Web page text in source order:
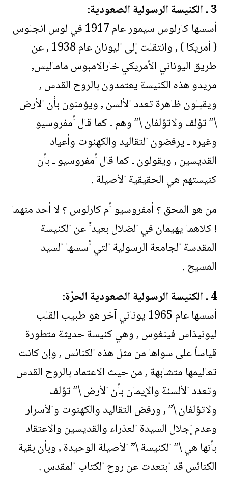
3 ـ الكنيسة الرسولية الصعودية:
أسسها كارلوس سيمور عام 1917 في لوس انجلوس
( أمريكا ) , وانتقلت إلى اليونان عام 1938 , عن
طريق اليوناني الأمريكي خارالامبوس ماماليس,
مريدو هذه الكنيسة يعتمدون بالروح القدس ,
ويقبلون ظاهرة تعدد الألسن , ويؤمنون بأن الأرض
\” تؤلف ولاتؤلفان \” وهم ـ كما قال أمفروسيو
وغيره ـ يرفضون التقاليد والكهنوت وأعياد
القديسين , ويقولون ـ كما قال أمفروسيو ـ بأن
كنيستهم هي الحقيقية الأصيلة .
من هو المحق ؟ أمفروسيو أم كارلوس ؟ لا أحد منهما
! كلاهما يهيمان في الضلال بعيداً عن الكنيسة
المقدسة الجامعة الرسولية التي أسسها السيد
المسيح .
4 ـ الكنيسة الرسولية الصعودية الحرّة:
أسسها عام 1965 يوناني آخر هو طبيب القلب
ليونيذاس فينغوس , وهي كنيسة حديثة متطورة
قياساً على سواها من مثل هذه الكنائس , وإن كانت
تعاليمها متشابهة , من حيث الاعتماد بالروح القدس
وتعدد الألسنة والإيمان بأن الأرض \” تؤلف
ولاتؤلفان \” , ورفض التقاليد والكهنوت والأسرار
وعدم إجلال السيدة العذراء والقديسين والاعتقاد
بأنها هي \” الكنيسة \” الأصيلة الوحيدة , وبأن بقية
الكنائس قد ابتعدت عن روح الكتاب المقدس .